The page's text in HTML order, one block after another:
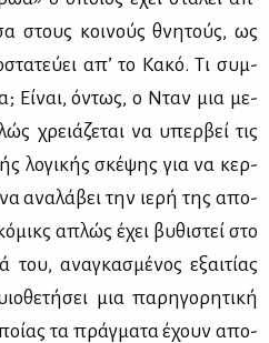
στους κοι­νούς θνη­τούς, ως
απ’ το Κα­κό. Τι συμ­
Εί­ναι, όντως, ο Νταν μια με­
χρειά­ζε­ται να υπερ­βεί τις
λο­γι­κής σκέ­ψης για να κερ­
ανα­λά­βει την ιε­ρή της απο­
απλώς έχει βυ­θι­στεί στο
του, ανα­γκα­σμέ­νος εξαι­τί­ας
μια πα­ρη­γο­ρη­τι­κή
τα πράγ­μα­τα έχουν απο­